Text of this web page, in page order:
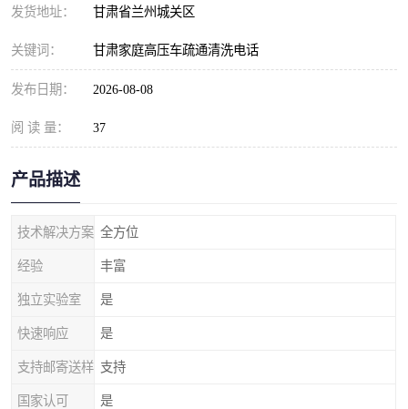
发货地址： 甘肃省兰州城关区
关键词： 甘肃家庭高压车疏通清洗电话
发布日期： 2026-08-08
阅 读 量： 37
产品描述
技术解决方案 全方位
经验 丰富
独立实验室 是
快速响应 是
支持邮寄送样 支持
国家认可 是